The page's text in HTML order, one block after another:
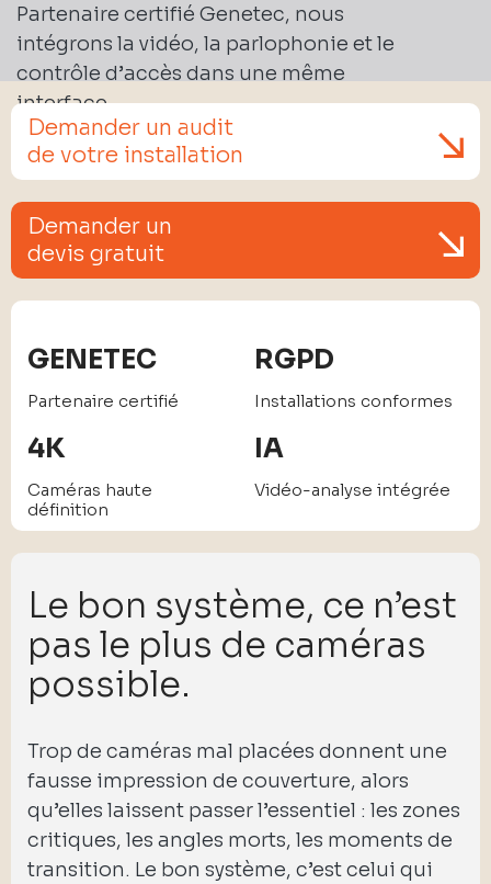
Partenaire certifié Genetec, nous
intégrons la vidéo, la parlophonie et le
contrôle d’accès dans une même
interface.
Demander un audit
de votre installation
Demander un
devis gratuit
GENETEC
Partenaire certifié
RGPD
Installations conformes
4K
Caméras haute
définition
IA
Vidéo-analyse intégrée
Le bon système, ce n’est
pas le plus de caméras
possible.
Trop de caméras mal placées donnent une
fausse impression de couverture, alors
qu’elles laissent passer l’essentiel : les zones
critiques, les angles morts, les moments de
transition. Le bon système, c’est celui qui